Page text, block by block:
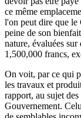
ce même
l'on peut dire que le
peine de son
nature, évaluées sur
1,500,000 francs,
On voit, par ce qui
les travaux et
rapport, au sujet
Gouvernement.